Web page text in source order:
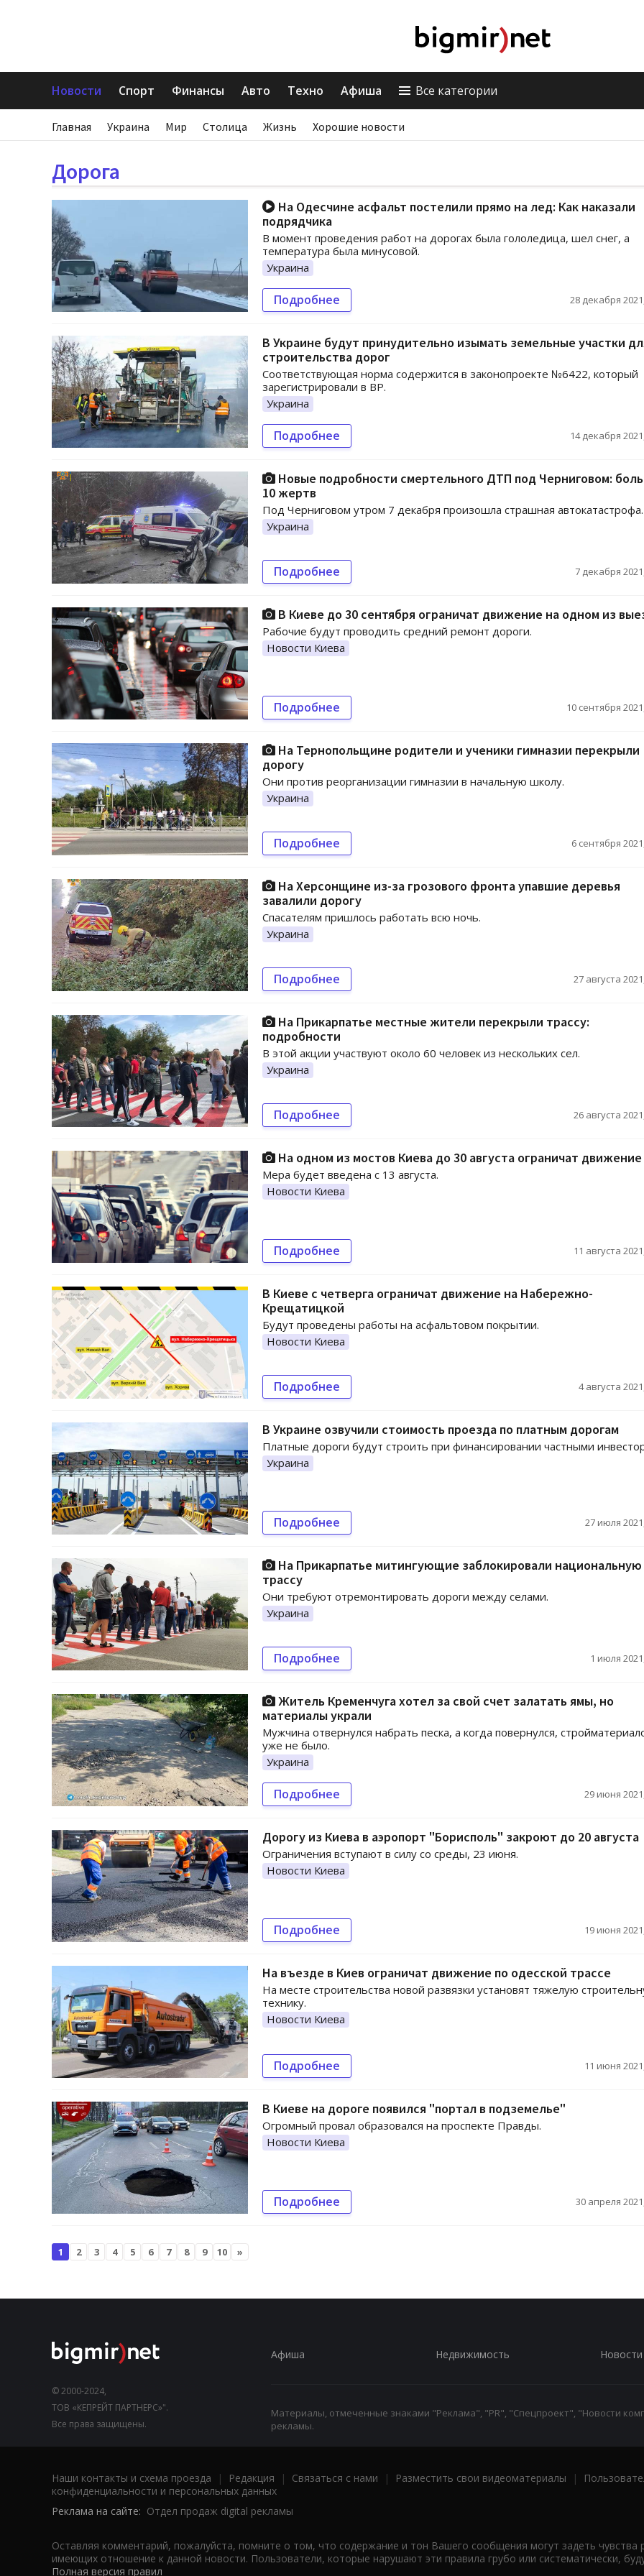
Новости Спорт Финансы Авто Техно Афиша Все категории
Главная Украина Мир Столица Жизнь Хорошие новости
Дорога
На Одесчине асфальт постелили прямо на лед: Как наказали
подрядчика
В момент проведения работ на дорогах была гололедица, шел снег, а
температура была минусовой.
Украина
Подробнее 28 декабря
В Украине будут принудительно изымать земельные участки
строительства дорог
Соответствующая норма содержится в законопроекте №6422, который
зарегистрировали в ВР.
Украина
Подробнее 14 декабря
Новые подробности смертельного ДТП под Черниговом:
10 жертв
Под Черниговом утром 7 декабря произошла страшная автокатастрофа.
Украина
Подробнее 7 декабря
В Киеве до 30 сентября ограничат движение на одном из
Рабочие будут проводить средний ремонт дороги.
Новости Киева
Подробнее 10 сентября
На Тернопольщине родители и ученики гимназии перекрыли
дорогу
Они против реорганизации гимназии в начальную школу.
Украина
Подробнее 6 сентября
На Херсонщине из-за грозового фронта упавшие деревья
завалили дорогу
Спасателям пришлось работать всю ночь.
Украина
Подробнее 27 августа
На Прикарпатье местные жители перекрыли трассу:
подробности
В этой акции участвуют около 60 человек из нескольких сел.
Украина
Подробнее 26 августа
На одном из мостов Киева до 30 августа ограничат движение
Мера будет введена с 13 августа.
Новости Киева
Подробнее 11 августа
В Киеве с четверга ограничат движение на Набережно-
Крещатицкой
Будут проведены работы на асфальтовом покрытии.
Новости Киева
Подробнее 4 августа
В Украине озвучили стоимость проезда по платным дорогам
Платные дороги будут строить при финансировании частными
Украина
Подробнее 27 июля
На Прикарпатье митингующие заблокировали национальную
трассу
Они требуют отремонтировать дороги между селами.
Украина
Подробнее 1 июля
Житель Кременчуга хотел за свой счет залатать ямы, но
материалы украли
Мужчина отвернулся набрать песка, а когда повернулся,
уже не было.
Украина
Подробнее 29 июня
Дорогу из Киева в аэропорт "Борисполь" закроют до 20 августа
Ограничения вступают в силу со среды, 23 июня.
Новости Киева
Подробнее 19 июня
На въезде в Киев ограничат движение по одесской трассе
На месте строительства новой развязки установят тяжелую
технику.
Новости Киева
Подробнее 11 июня
В Киеве на дороге появился "портал в подземелье"
Огромный провал образовался на проспекте Правды.
Новости Киева
Подробнее 30 апреля
1 2 3 4 5 6 7 8 9 10 »
© 2000-2024,
ТОВ «КЕПРЕЙТ ПАРТНЕРС»".
Все права защищены.
Афиша Недвижимость Новости
Материалы, отмеченные знаками "Реклама", "PR", "Спецпроект", "Новости
рекламы.
Наши контакты и схема проезда | Редакция | Связаться с нами | Разместить свои видеоматериалы |
конфиденциальности и персональных данных
Реклама на сайте: Отдел продаж digital рекламы
Оставляя комментарий, пожалуйста, помните о том, что содержание и тон Вашего сообщения могут задеть чувства
имеющих отношение к данной новости. Пользователи, которые нарушают эти правила грубо или систематически,
Полная версия правил